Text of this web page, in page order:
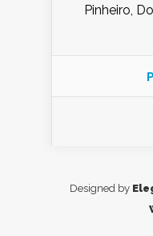
Pinheiro,
Nunes de
Glória
Designed by